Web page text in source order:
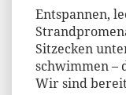
Entspannen,
Sitzecken
schwimmen –
Wir sind